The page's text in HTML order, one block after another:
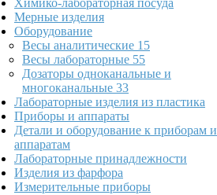
Мерные изделия
Оборудование
Весы аналитические 15
Весы лабораторные 55
Дозаторы одноканальные и
многоканальные 33
Лабораторные изделия из пластика
Приборы и аппараты
Детали и оборудование к приборам и
аппаратам
Лабораторные принадлежности
Изделия из фарфора
Измерительные приборы